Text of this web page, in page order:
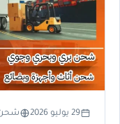
29 يوليو 2026 شحن